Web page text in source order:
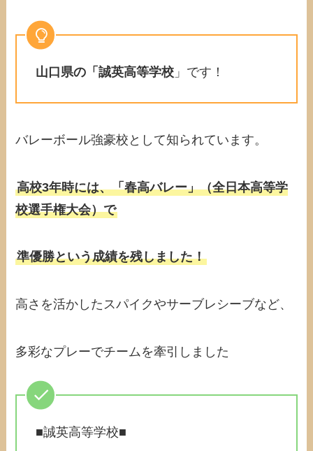
山口県の「誠英高等学校 」です！
バレーボール強豪校として知られています。
高校3年時には、「春高バレー」（全日本高等学
校選手権大会）で
準優勝という成績を残しました！
高さを活かしたスパイクやサーブレシーブなど、
多彩なプレーでチームを牽引しました
■誠英高等学校■